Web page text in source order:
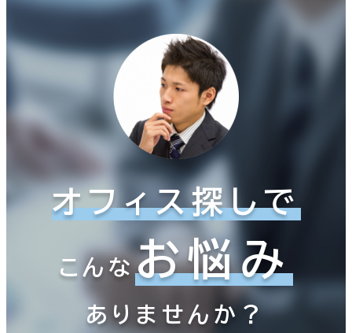
オフィス探しで
こんなお悩み
ありませんか？